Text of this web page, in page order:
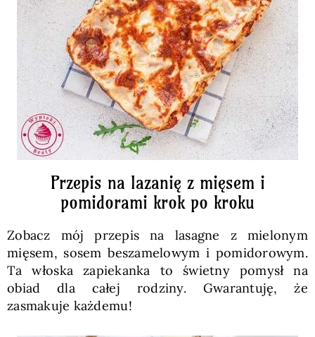
Przepis na lazanię z mięsem i
pomidorami krok po kroku
Zobacz mój przepis na lasagne z mielonym
mięsem, sosem beszamelowym i pomidorowym.
Ta włoska zapiekanka to świetny pomysł na
obiad dla całej rodziny. Gwarantuję, że
zasmakuje każdemu!